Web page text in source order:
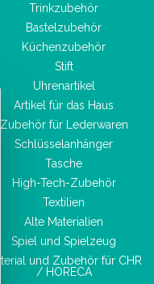
Trinkzubehör
Bastelzubehör
Küchenzubehör
Stift
Uhrenartikel
Artikel für das Haus
Zubehör für Lederwaren
Schlüsselanhänger
Tasche
High-Tech-Zubehör
Textilien
Alte Materialien
Spiel und Spielzeug
und Zubehör für CHR
/ HORECA